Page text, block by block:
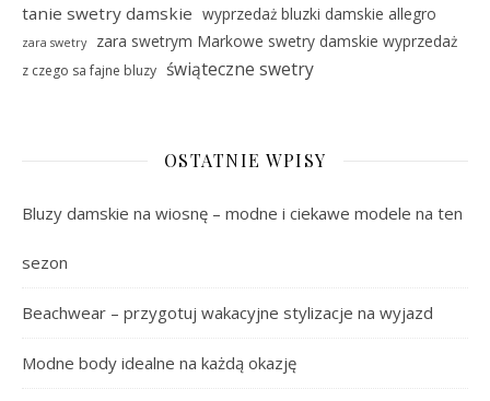
tanie swetry damskie wyprzedaż bluzki damskie allegro
zara swetry zara swetrym Markowe swetry damskie wyprzedaż
z czego sa fajne bluzy świąteczne swetry
OSTATNIE WPISY
Bluzy damskie na wiosnę – modne i ciekawe modele na ten
sezon
Beachwear – przygotuj wakacyjne stylizacje na wyjazd
Modne body idealne na każdą okazję